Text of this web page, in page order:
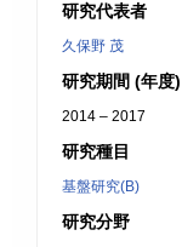
研究代表者
久保野 茂
研究期間 (年度)
2014 – 2017
研究種目
基盤研究(B)
研究分野